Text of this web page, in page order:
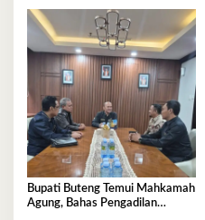
Bupati Buteng Temui Mahkamah
Agung, Bahas Pengadilan